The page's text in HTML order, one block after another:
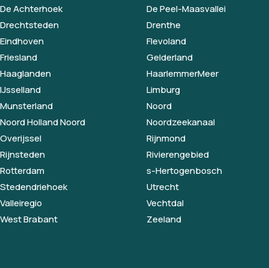
De Achterhoek
De Peel-Maasvallei
Drechtsteden
Drenthe
Eindhoven
Flevoland
Friesland
Gelderland
Haaglanden
HaarlemmerMeer
IJsselland
Limburg
Munsterland
Noord
Noord Holland Noord
Noordzeekanaal
Overijssel
Rijnmond
Rijnsteden
Rivierengebied
Rotterdam
s-Hertogenbosch
Stedendriehoek
Utrecht
Valleiregio
Vechtdal
West Brabant
Zeeland